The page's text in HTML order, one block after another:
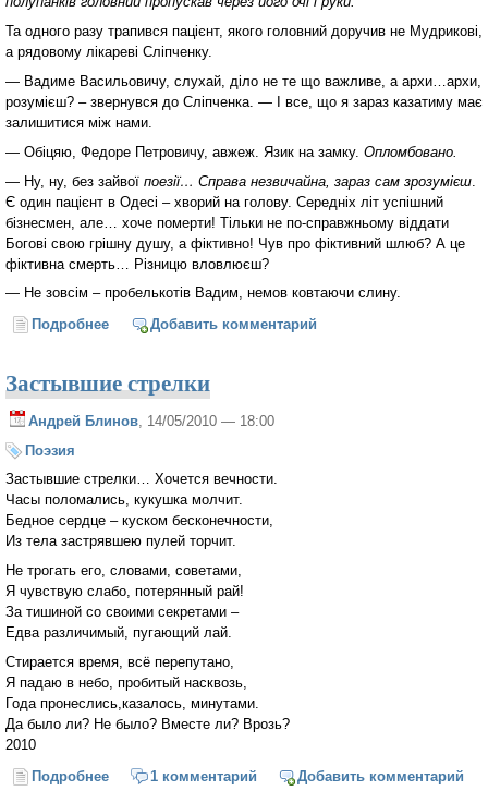
Та одного разу трапився пацієнт, якого головний доручив не Мудрикові,
а рядовому лікареві Сліпченку.
— Вадиме Васильовичу, слухай, діло не те що важливе, а архи…архи,
розумієш? – звернувся до Сліпченка. — І все, що я зараз казатиму має
залишитися між нами.
— Обіцяю, Федоре Петровичу, авжеж. Язик на замку. Опломбовано.
— Ну, ну, без зайвої поезії… Справа незвичайна, зараз сам зрозумієш
Є один пацієнт в Одесі – хворий на голову. Середніх літ успішний
бізнесмен, але… хоче померти! Тільки не по-справжньому віддати
Богові свою грішну душу, а фіктивно! Чув про фіктивний шлюб? А це
фіктивна смерть… Різницю вловлюєш?
— Не зовсім – пробелькотів Вадим, немов ковтаючи слину.
Подробнее о Фіктивна смерть
Добавить комментарий
Застывшие стрелки
Андрей Блинов , 14/05/2010 — 18:00
Поэзия
Застывшие стрелки… Хочется вечности.
Часы поломались, кукушка молчит.
Бедное сердце – куском бесконечности,
Из тела застрявшею пулей торчит.
Не трогать его, словами, советами,
Я чувствую слабо, потерянный рай!
За тишиной со своими секретами –
Едва различимый, пугающий лай.
Стирается время, всё перепутано,
Я падаю в небо, пробитый насквозь,
Года пронеслись,казалось, минутами.
Да было ли? Не было? Вместе ли? Врозь?
2010
Подробнее о Застывшие стрелки
1 комментарий Добавить комментарий